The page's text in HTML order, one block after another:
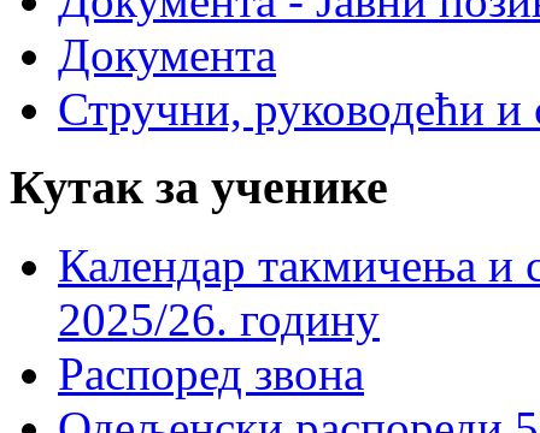
Документа
Стручни, руководећи и
Кутак за ученике
Календар такмичења
2025/26. годину
Распоред звона